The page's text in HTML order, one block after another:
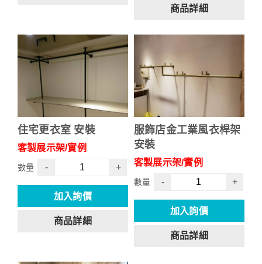
商品詳細
住宅更衣室 安裝
客製展示架/實例
數量 - +
加入詢價
商品詳細
服飾店金工業風衣桿架
安裝
客製展示架/實例
數量 - +
加入詢價
商品詳細